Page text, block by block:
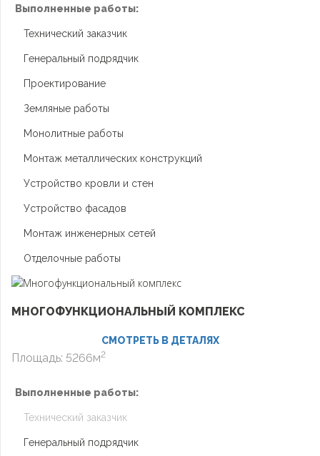
Выполненные работы:
Технический заказчик
Генеральный подрядчик
Проектирование
Земляные работы
Монолитные работы
Монтаж металлических конструкций
Устройство кровли и стен
Устройство фасадов
Монтаж инженерных сетей
Отделочные работы
МНОГОФУНКЦИОНАЛЬНЫЙ КОМПЛЕКС
СМОТРЕТЬ В ДЕТАЛЯХ
Площадь: 5266м2
Выполненные работы:
Технический заказчик
Генеральный подрядчик